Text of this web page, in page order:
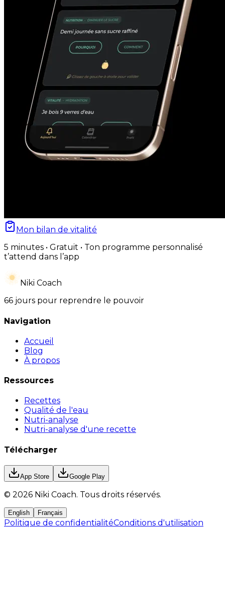
Mon bilan de vitalité
5 minutes • Gratuit • Ton programme personnalisé
t’attend dans l’app
Niki Coach
66 jours pour reprendre le pouvoir
Navigation
Accueil
Blog
À propos
Ressources
Recettes
Qualité de l'eau
Nutri-analyse
Nutri-analyse d'une recette
Télécharger
App Store Google Play
© 2026 Niki Coach. Tous droits réservés.
English Français
Politique de confidentialitéConditions d'utilisation